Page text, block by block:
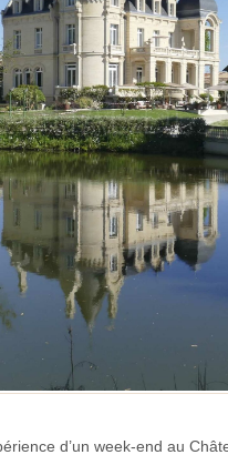
d’un week-end au